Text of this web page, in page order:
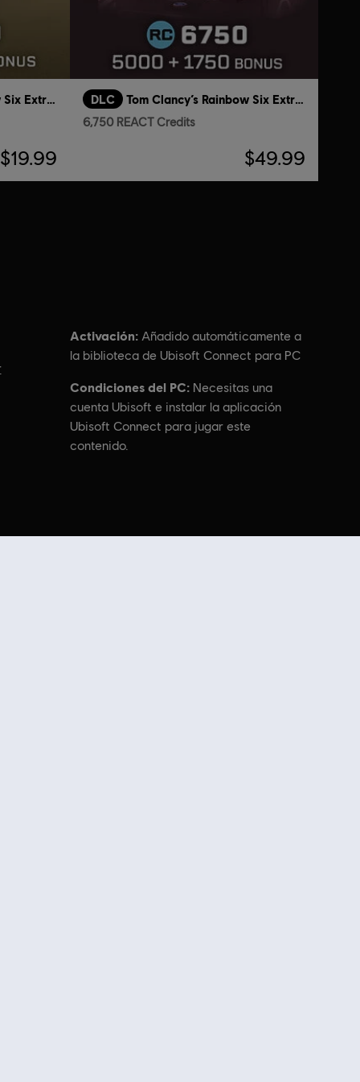
Tom Clancy’s Rainbow Six Extraction
$19.99
DLC Tom Clancy’s Rainbow Six Extraction
6,750 REACT Credits
$49.99
Activación: Añadido automáticamente a
la biblioteca de Ubisoft Connect para PC
Condiciones del PC: Necesitas una
cuenta Ubisoft e instalar la aplicación
Ubisoft Connect para jugar este
contenido.